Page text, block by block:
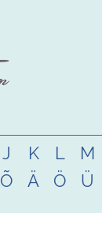
J K L
M
Õ Ä Ö Ü